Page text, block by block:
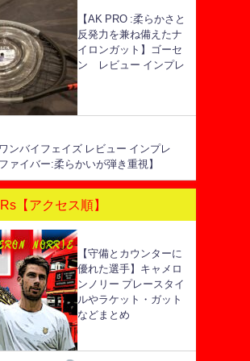
【AK PRO :柔らかさと
反発力を兼ね備えたナ
イロンガット】ゴーセ
ン レビュー インプレ
ンバイフェイズ レビュー インプレ
ァイバー:柔らかいが弾き重視】
【アクセス順】
【守備とカウンターに
優れた選手】キャメロ
ンノリー プレースタイ
ルやラケット・ガット
などまとめ